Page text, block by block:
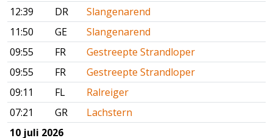
12:39
DR
Slangenarend
11:50
GE
Slangenarend
09:55
FR
Gestreepte Strandloper
09:55
FR
Gestreepte Strandloper
09:11
FL
Ralreiger
07:21
GR
Lachstern
10 juli 2026